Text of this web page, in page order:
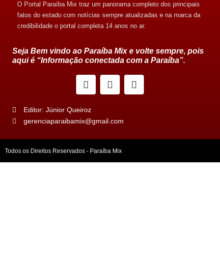
O Portal Paraíba Mix traz um panorama completo dos principais
fatos do estado com notícias sempre atualizadas e na marca da
credibilidade o portal completa 14 anos no ar.
Seja Bem vindo ao Paraíba Mix e volte sempre, pois
aqui é “Informação conectada com a Paraíba”.
Editor: Júnior Queiroz
gerenciaparaibamix@gmail.com
Todos os Direitos Reservados - Paraíba Mix